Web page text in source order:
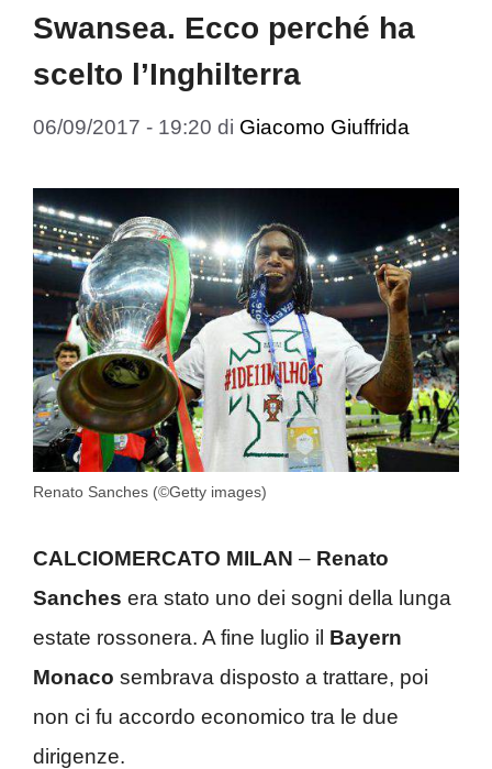
Swansea. Ecco perché ha
scelto l’Inghilterra
06/09/2017 - 19:20 di Giacomo Giuffrida
Renato Sanches (©Getty images)
CALCIOMERCATO MILAN – Renato
Sanches era stato uno dei sogni della lunga
estate rossonera. A fine luglio il Bayern
Monaco sembrava disposto a trattare, poi
non ci fu accordo economico tra le due
dirigenze.